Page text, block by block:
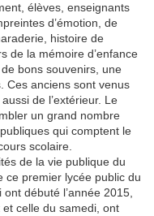
élèves, enseignants
d’émotion, de
histoire de
de la mémoire d’enfance
bons souvenirs, une
Ces anciens sont venus
de l’extérieur. Le
un grand nombre
qui comptent le
scolaire.
de la vie publique du
ce premier lycée public du
débuté l’année 2015,
celle du samedi, ont